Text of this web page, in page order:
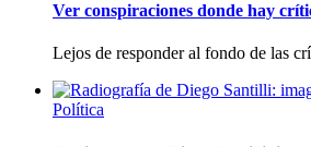
Ver conspiraciones donde hay
Lejos de responder al fondo de las
Política